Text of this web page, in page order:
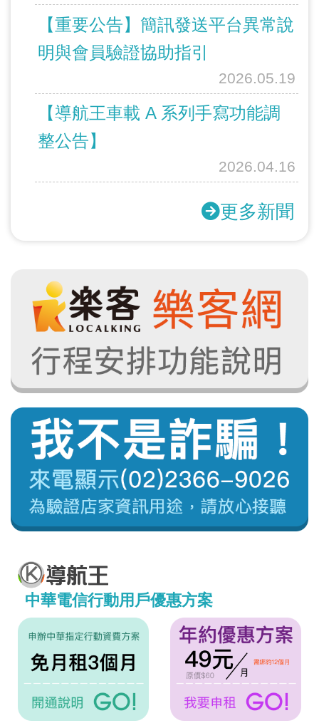
【重要公告】簡訊發送平台異常說
明與會員驗證協助指引
2026.05.19
【導航王車載 A 系列手寫功能調
整公告】
2026.04.16
更多新聞
中華電信行動用戶優惠方案